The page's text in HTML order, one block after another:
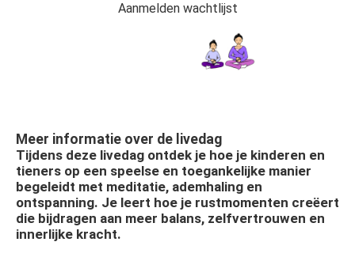
Aanmelden wachtlijst
Meer informatie over de livedag
Tijdens deze livedag ontdek je hoe je kinderen en
tieners op een speelse en toegankelijke manier
begeleidt met meditatie, ademhaling en
ontspanning. Je leert hoe je rustmomenten creëert
die bijdragen aan meer balans, zelfvertrouwen en
innerlijke kracht.